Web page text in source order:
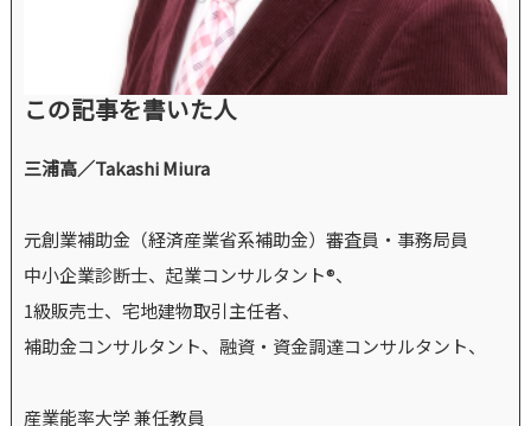
この記事を書いた人
三浦高／Takashi Miura
元創業補助金（経済産業省系補助金）審査員・事務局員
中小企業診断士、起業コンサルタント®、
1級販売士、宅地建物取引主任者、
補助金コンサルタント、融資・資金調達コンサルタント、
産業能率大学 兼任教員